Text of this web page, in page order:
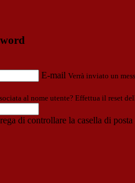
E-mail Verrà inviato un
al nome utente? Effettua il reset
di controllare la casella di posta